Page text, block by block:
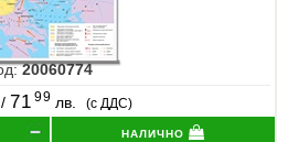
20060774
/ 71 99 лв. (с ДДС)
налично